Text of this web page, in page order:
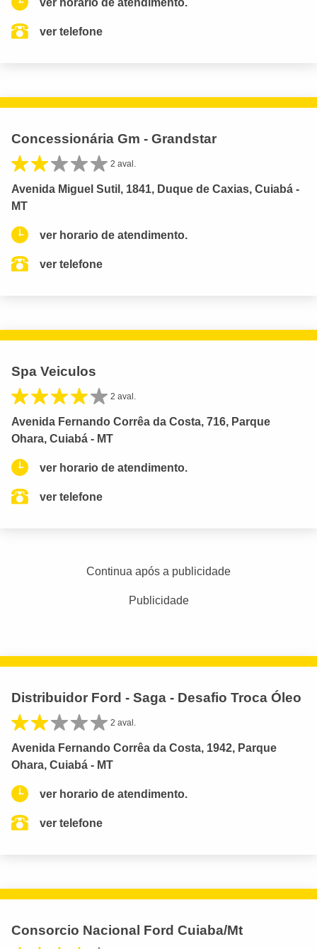
ver telefone
Concessionária Gm - Grandstar
2 aval.
Avenida Miguel Sutil, 1841, Duque de Caxias, Cuiabá -
MT
ver horario de atendimento.
ver telefone
Spa Veiculos
2 aval.
Avenida Fernando Corrêa da Costa, 716, Parque
Ohara, Cuiabá - MT
ver horario de atendimento.
ver telefone
Continua após a publicidade
Publicidade
Distribuidor Ford - Saga - Desafio Troca Óleo
2 aval.
Avenida Fernando Corrêa da Costa, 1942, Parque
Ohara, Cuiabá - MT
ver horario de atendimento.
ver telefone
Consorcio Nacional Ford Cuiaba/Mt